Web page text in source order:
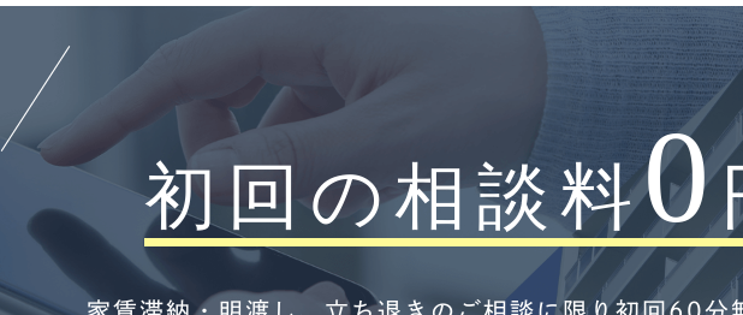
初回の相談料0
家賃滞納・明渡し、立ち退きのご相談に限り初回60分